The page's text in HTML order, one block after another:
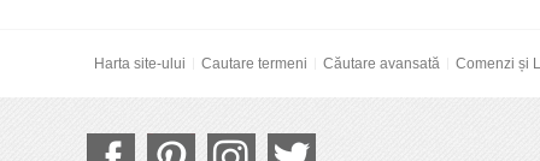
Harta site-ului Cautare termeni Căutare avansată Comenzi și